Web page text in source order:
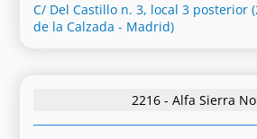
C/ Del Castillo n. 3, local 3 posterior
de la Calzada - Madrid)
2216 - Alfa Sierra